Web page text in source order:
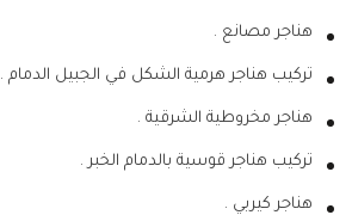
هناجر مصانع .
تركيب هناجر هرمية الشكل في الجبيل الدمام .
هناجر مخروطية الشرقية .
تركيب هناجر قوسية بالدمام الخبر .
هناجر كيربي .